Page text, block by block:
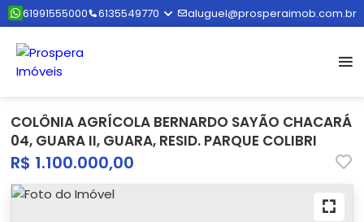
61991555000 6135549770 aluguel@prosperaimob.com.br
COLÔNIA AGRÍCOLA BERNARDO SAYÃO CHACARÁ
04, GUARA II, GUARA, RESID. PARQUE COLIBRI
R$ 1.100.000,00